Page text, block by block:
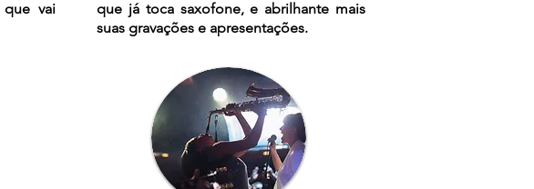
vai
que já toca saxofone, e abrilhante mais
suas gravações e apresentações.